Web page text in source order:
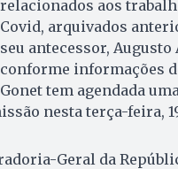
relacionados aos
Covid, arquivados
seu antecessor, Augusto
conforme informações
Gonet tem agendada
nesta terça-feira,
Geral da